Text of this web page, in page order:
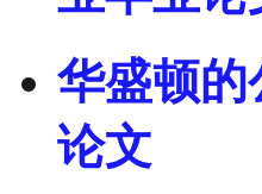
华盛顿的
论文